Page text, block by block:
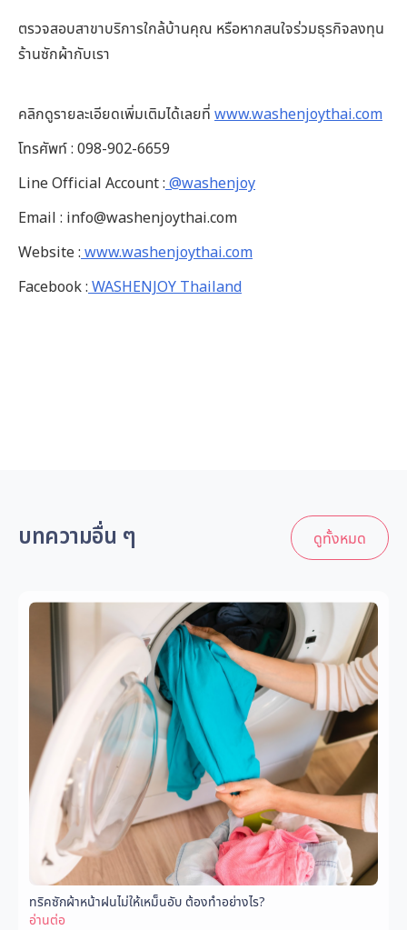
ตรวจสอบสาขาบริการใกล้บ้านคุณ หรือหากสนใจร่วมธุรกิจลงทุน
ร้านซักผ้ากับเรา
คลิกดูรายละเอียดเพิ่มเติมได้เลยที่ www.washenjoythai.com
โทรศัพท์ : 098-902-6659
Line Official Account : @washenjoy
Email : info@washenjoythai.com
Website : www.washenjoythai.com
Facebook : WASHENJOY Thailand
บทความอื่น ๆ ดูทั้งหมด
ทริคซักผ้าหน้าฝนไม่ให้เหม็นอับ ต้องทำอย่างไร?
อ่านต่อ